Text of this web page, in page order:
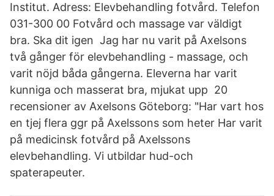
Institut. Adress: Elevbehandling fotvård. Telefon
031-300 00 Fotvård och massage var väldigt
bra. Ska dit igen Jag har nu varit på Axelsons
två gånger för elevbehandling - massage, och
varit nöjd båda gångerna. Eleverna har varit
kunniga och masserat bra, mjukat upp 20
recensioner av Axelsons Göteborg: "Har vart hos
en tjej flera ggr på Axelssons som heter Har varit
på medicinsk fotvård på Axelssons
elevbehandling. Vi utbildar hud-och
spaterapeuter.